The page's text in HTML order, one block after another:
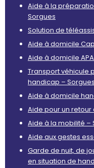
Aide à la
Sorgues
Solution de
Aide à domicile
Aide à domicile
Transport véhicule
handicap – Sorgues
Aide à domicile
Aide pour un retour
Aide à la mobilité –
Aide aux gestes
Garde de nuit, de
en situation de